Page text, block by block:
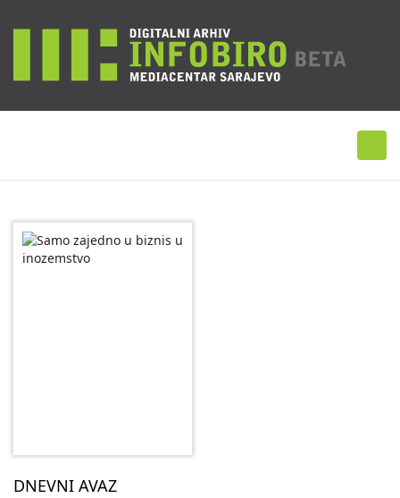
DNEVNI AVAZ